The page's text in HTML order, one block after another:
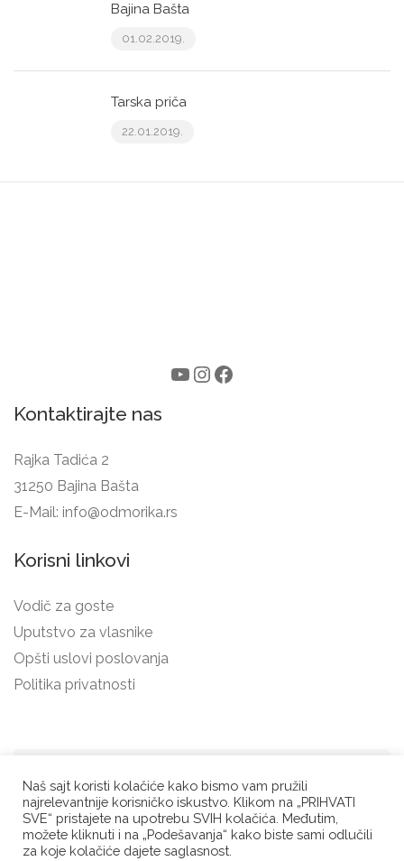
Bajina Bašta
01.02.2019.
Tarska priča
22.01.2019.
Kontaktirajte nas
Rajka Tadića 2
31250 Bajina Bašta
E-Mail: info@odmorika.rs
Korisni linkovi
Vodič za goste
Uputstvo za vlasnike
Opšti uslovi poslovanja
Politika privatnosti
Odmorika.rs tim ©
2021/23. Sva prava
zadržana. Dodatne
ikonice:flaticon.com
Naš sajt koristi kolačiće kako bismo vam pružili
najrelevantnije korisničko iskustvo. Klikom na „PRIHVATI
SVE“ pristajete na upotrebu SVIH kolačića. Međutim,
možete kliknuti i na „Podešavanja“ kako biste sami odlučili
za koje kolačiće dajete saglasnost.